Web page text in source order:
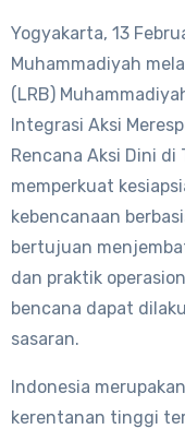
Yogyakarta, 13
Muhammadiyah
(LRB)
Integrasi Aksi
Rencana Aksi Dini
memperkuat
kebencanaan
bertujuan
dan praktik
bencana dapat
sasaran.
Indonesia
kerentanan tinggi